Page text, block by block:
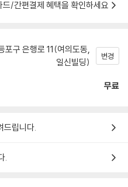
드/간편결제 혜택을 확인하세요
포구 은행로 11(여의도동,
일신빌딩)
변경
무료
드립니다.
.